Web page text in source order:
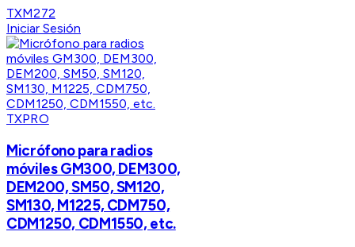
TXM272
Iniciar Sesión
TXPRO
Micrófono para radios
móviles GM300, DEM300,
DEM200, SM50, SM120,
SM130, M1225, CDM750,
CDM1250, CDM1550, etc.